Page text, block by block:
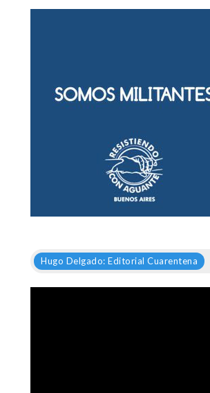
Hugo Delgado: Editorial Cuarentena